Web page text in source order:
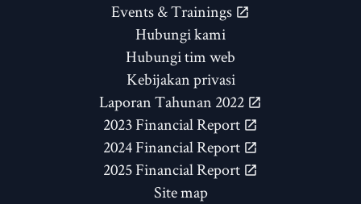
Events & Trainings
Hubungi kami
Hubungi tim web
Kebijakan privasi
Laporan Tahunan 2022
2023 Financial Report
2024 Financial Report
2025 Financial Report
Site map